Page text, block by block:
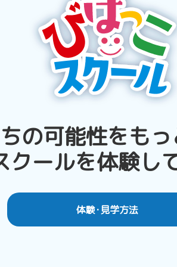
の可能性をも
クールを体験し
体験･見学方法